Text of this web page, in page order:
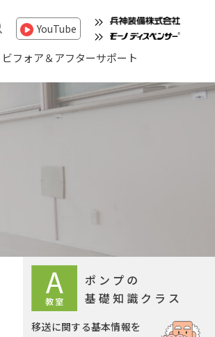
YouTube
ビフォア＆アフターサポート
ポンプの
基礎知識クラス
移送に関する基本情報を